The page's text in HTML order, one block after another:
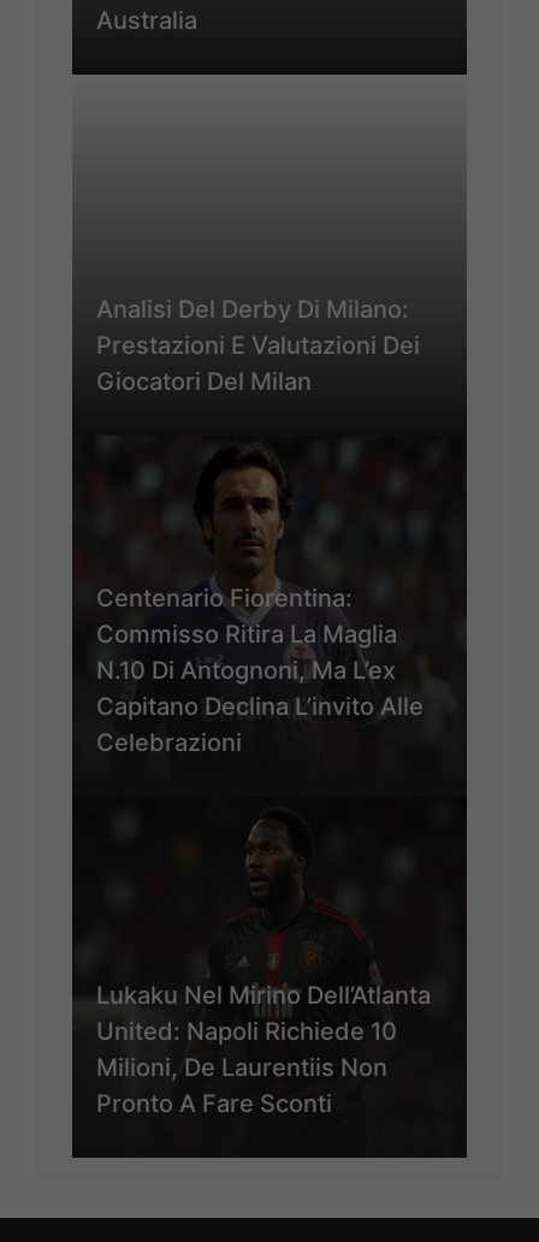
Australia
Analisi Del Derby Di Milano:
Prestazioni E Valutazioni Dei
Giocatori Del Milan
Centenario Fiorentina:
Commisso Ritira La Maglia
N.10 Di Antognoni, Ma L’ex
Capitano Declina L’invito Alle
Celebrazioni
Lukaku Nel Mirino Dell’Atlanta
United: Napoli Richiede 10
Milioni, De Laurentiis Non
Pronto A Fare Sconti